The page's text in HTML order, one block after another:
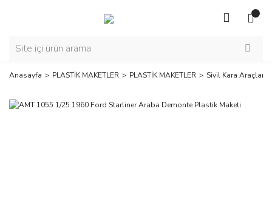
Anasayfa PLASTİK MAKETLER PLASTİK MAKETLER Sivil Kara Araçları